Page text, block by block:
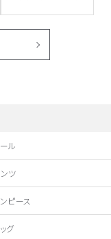
ル
ツ
ピース
グ